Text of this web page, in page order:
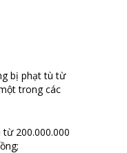
bị phạt tù từ
trong các
200.000.000